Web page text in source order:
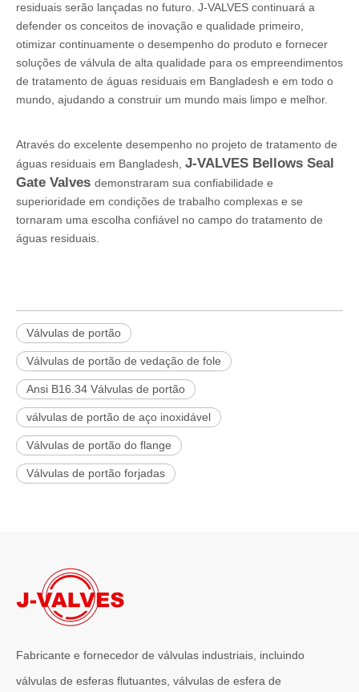
residuais serão lançadas no futuro. J-VALVES continuará a
defender os conceitos de inovação e qualidade primeiro,
otimizar continuamente o desempenho do produto e fornecer
soluções de válvula de alta qualidade para os empreendimentos
de tratamento de águas residuais em Bangladesh e em todo o
mundo, ajudando a construir um mundo mais limpo e melhor.
Através do excelente desempenho no projeto de tratamento de
águas residuais em Bangladesh, J-VALVES Bellows Seal
Gate Valves demonstraram sua confiabilidade e
superioridade em condições de trabalho complexas e se
tornaram uma escolha confiável no campo do tratamento de
águas residuais.
Válvulas de portão
Válvulas de portão de vedação de fole
Ansi B16.34 Válvulas de portão
válvulas de portão de aço inoxidável
Válvulas de portão do flange
Válvulas de portão forjadas
Fabricante e fornecedor de válvulas industriais, incluindo
válvulas de esferas flutuantes, válvulas de esfera de